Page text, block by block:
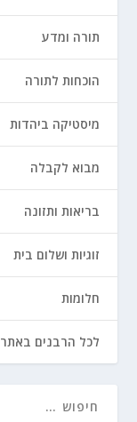
תורה ומדע
הוכחות לתורה
מיסטיקה ביהדות
מבוא לקבלה
בריאות ותזונה
זוגיות ושלום בית
חלומות
לכל הרבנים באתר